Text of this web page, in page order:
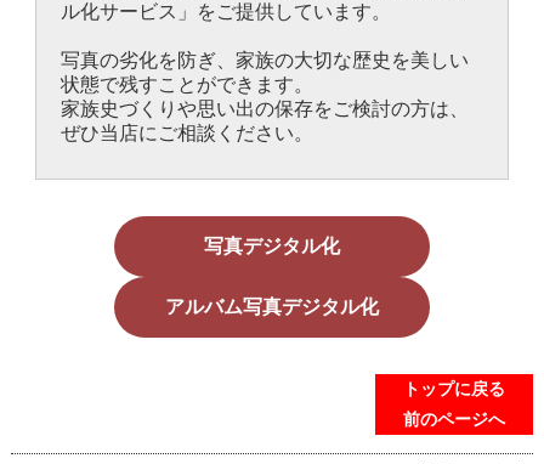
ル化サービス」をご提供しています。
写真の劣化を防ぎ、家族の大切な歴史を美しい
状態で残すことができます。
家族史づくりや思い出の保存をご検討の方は、
ぜひ当店にご相談ください。
写真デジタル化
アルバム写真デジタル化
トップに戻る
前のページへ